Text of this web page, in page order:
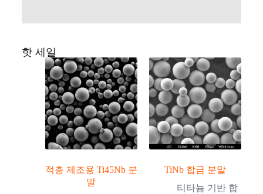
핫 세일
적층 제조용 Ti45Nb 분
말
TiNb 합금 분말
티타늄 기반 합